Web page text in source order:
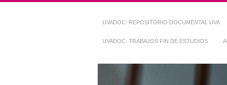
UVADOC: REPOSITORIO DOCUMENTAL UVA
UVADOC: TRABAJOS FIN DE ESTUDIOS
Repositorio
~ UVaDOC